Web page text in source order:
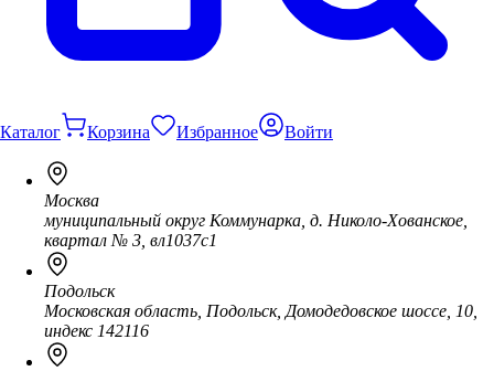
Каталог Корзина Избранное Войти
Москва
муниципальный округ Коммунарка, д. Николо-Хованское,
квартал № 3, вл1037с1
Подольск
Московская область, Подольск, Домодедовское шоссе, 10,
индекс 142116